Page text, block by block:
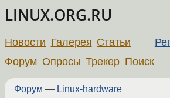
LINUX.ORG.RU
Новости Галерея Статьи
Форум Опросы Трекер Поиск
Форум — Linux-hardware